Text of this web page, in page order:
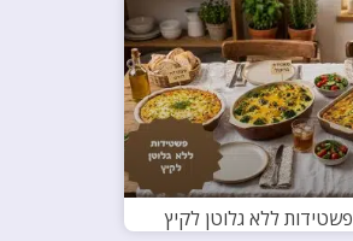
פשטידות ללא גלוטן לקיץ